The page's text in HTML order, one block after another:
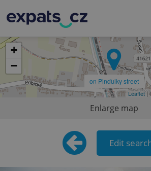
on Pinďulky street
+
−
Leaflet|
Enlarge map
Edit